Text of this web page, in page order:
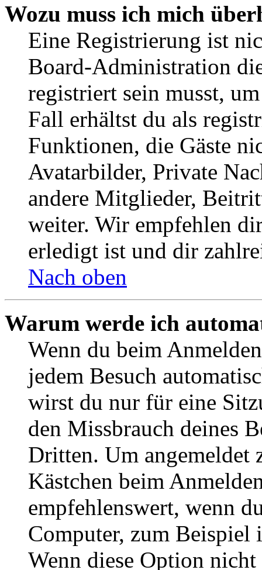
Wozu muss ich mich
Eine Registrierung ist
Board-Administration
registriert sein musst,
Fall erhältst du als
Funktionen, die Gäste
Avatarbilder, Private
andere Mitglieder,
weiter. Wir empfehlen
erledigt ist und dir
Nach oben
Warum werde ich
Wenn du beim
jedem Besuch
wirst du nur für eine
den Missbrauch deines
Dritten. Um angemeldet
Kästchen beim
empfehlenswert, wenn
Computer, zum Beispiel
Wenn diese Option